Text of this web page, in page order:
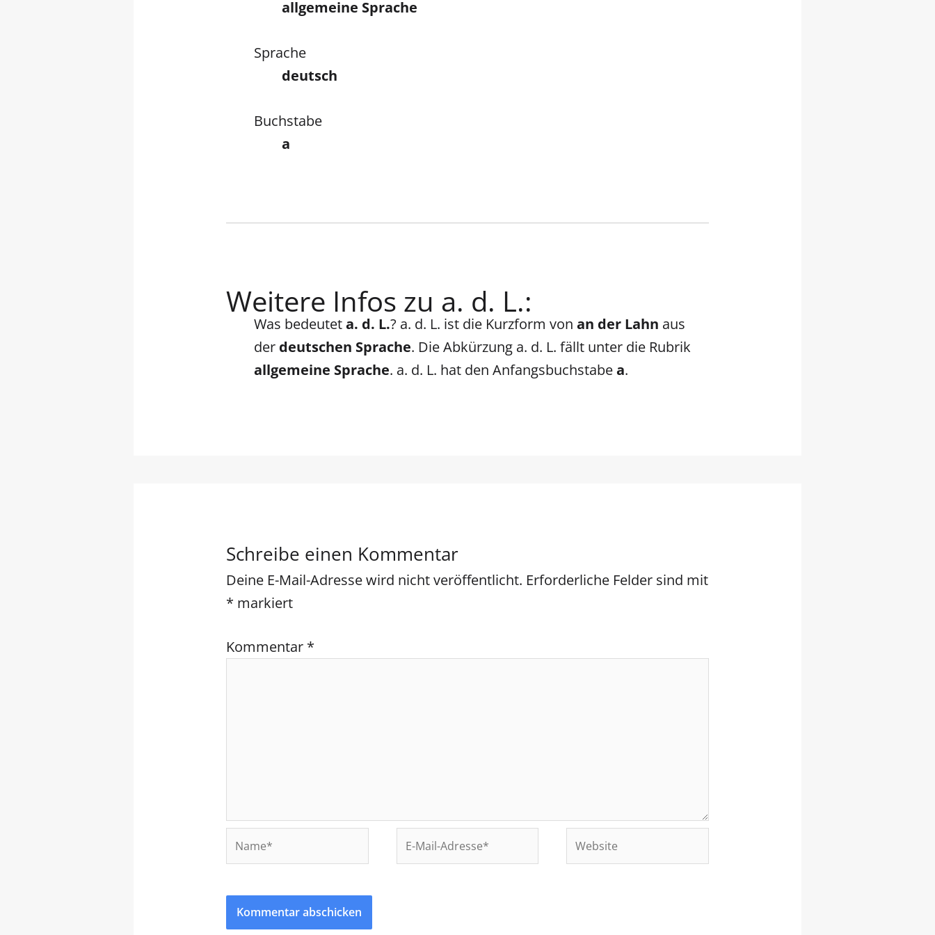
allgemeine Sprache
Sprache
deutsch
Buchstabe
a
Weitere Infos zu a. d. L.:
Was bedeuteta. d. L.? a. d. L. ist die Kurzform vonan der Lahn aus
der deutschen Sprache. Die Abkürzung a. d. L. fällt unter die Rubrik
allgemeine Sprache. a. d. L. hat den Anfangsbuchstabea.
Schreibe einen Kommentar
Deine E-Mail-Adresse wird nicht veröffentlicht. Erforderliche Felder sind mit
* markiert
Kommentar *
Name*
E-
Mail-
Website